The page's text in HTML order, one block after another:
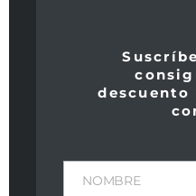
Branco de Santa Cruz 2016
IVA Incl
descuento
NOMBRE